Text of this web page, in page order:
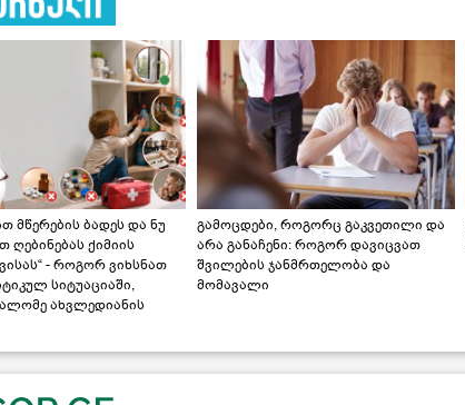
მწერების ბადეს და ნუ
ღებინებას ქიმიის
- როგორ ვიხსნათ
სიტუაციაში,
ახვლედიანის
გამოცდები, როგორც გაკვეთილი და
არა განაჩენი: როგორ დავიცვათ
შვილების ჯანმრთელობა და
მომავალი